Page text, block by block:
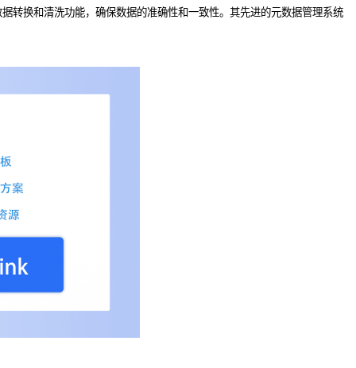
转换和清洗功能，确保数据的准确性和一致性。其先进的元数据管理系统